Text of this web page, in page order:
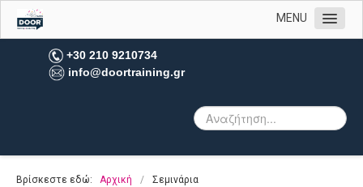
MENU
Αρχική
Η εταιρεία μας
+30 210 9210734
info@doortraining.gr
Βρίσκεστε εδώ: Αρχική / Σεμινάρια